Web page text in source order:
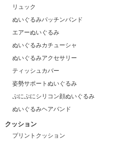
リュック
ぬいぐるみパッチンバンド
エアーぬいぐるみ
ぬいぐるみカチューシャ
ぬいぐるみアクセサリー
ティッシュカバー
姿勢サポートぬいぐるみ
ぷにぷにシリコン顔ぬいぐるみ
ぬいぐるみヘアバンド
クッション
プリントクッション